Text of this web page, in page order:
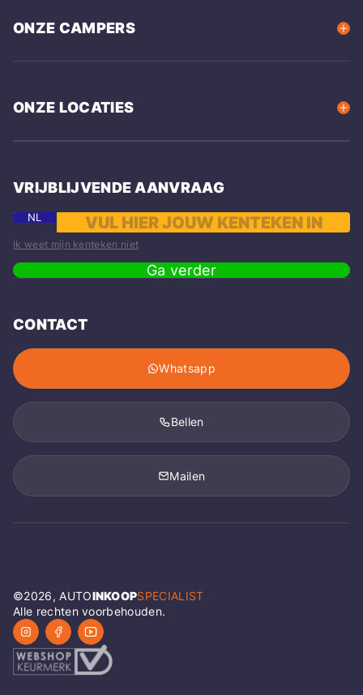
ONZE CAMPERS
ONZE LOCATIES
VRIJBLIJVENDE AANVRAAG
NL
Ik weet mijn kenteken niet
Ga verder
CONTACT
Whatsapp
Bellen
Mailen
©2026, AUTOINKOOPSPECIALIST
Alle rechten voorbehouden.